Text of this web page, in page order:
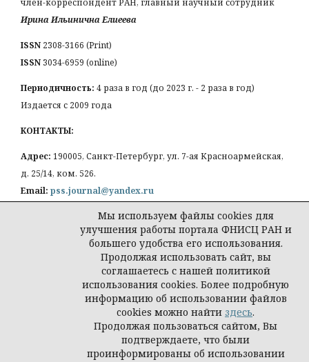
член-корреспондент РАН, главный научный сотрудник
Ирина Ильинична Елиеева
ISSN 2308-3166 (Print)
ISSN3034-6959 (online)
Периодичность: 4 раза в год (до 2023 г. - 2 раза в год)
Издается с 2009 года
КОНТАКТЫ:
Адрес: 190005, Санкт-Петербург, ул. 7-ая Красноармейская,
д. 25/14, ком. 526.
Email: pss.journal@yandex.ru
Политика конфиденциальности персональных
© Петербургская социология сегодня
Мы используем файлы cookies для
улучшения работы портала ФНИСЦ РАН и
большего удобства его использования.
Продолжая использовать сайт, вы
соглашаетесь с нашей политикой
использования cookies. Более подробную
информацию об использовании файлов
cookies можно найти здесь.
Продолжая пользоваться сайтом, Вы
подтверждаете, что были
проинформированы об использовании